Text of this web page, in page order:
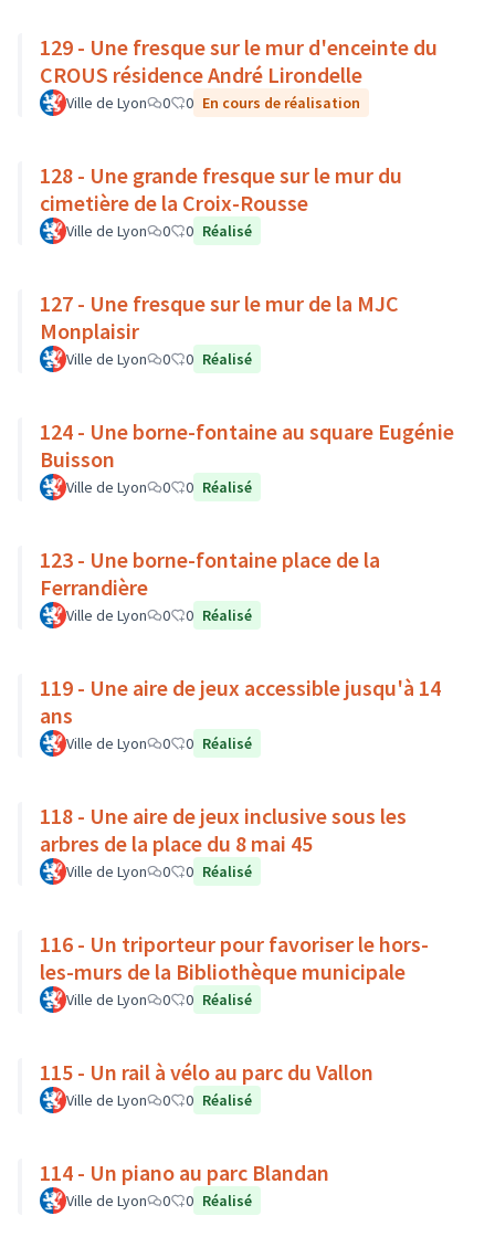
129 - Une fresque sur le mur d'enceinte du
CROUS résidence André Lirondelle
Ville de Lyon 0 0 En cours de réalisation
128 - Une grande fresque sur le mur du
cimetière de la Croix-Rousse
Ville de Lyon 0 0 Réalisé
127 - Une fresque sur le mur de la MJC
Monplaisir
Ville de Lyon 0 0 Réalisé
124 - Une borne-fontaine au square Eugénie
Buisson
Ville de Lyon 0 0 Réalisé
123 - Une borne-fontaine place de la
Ferrandière
Ville de Lyon 0 0 Réalisé
119 - Une aire de jeux accessible jusqu'à 14
ans
Ville de Lyon 0 0 Réalisé
118 - Une aire de jeux inclusive sous les
arbres de la place du 8 mai 45
Ville de Lyon 0 0 Réalisé
116 - Un triporteur pour favoriser le hors-
les-murs de la Bibliothèque municipale
Ville de Lyon 0 0 Réalisé
115 - Un rail à vélo au parc du Vallon
Ville de Lyon 0 0 Réalisé
114 - Un piano au parc Blandan
Ville de Lyon 0 0 Réalisé